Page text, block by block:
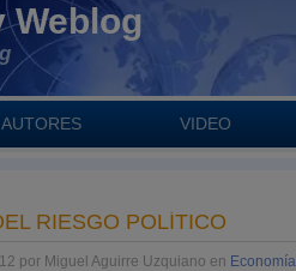
Weblog
AUTORES VIDEO
RIESGO POLÍTICO
por Miguel Aguirre Uzquiano en